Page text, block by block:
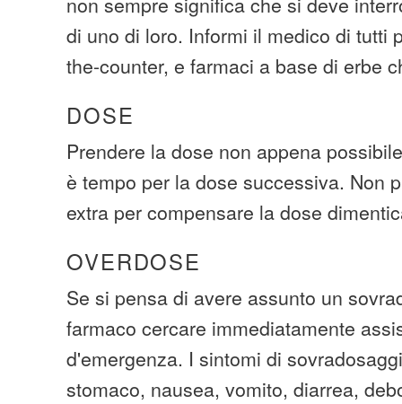
di uno di loro. Informi il medico di tutti
the-counter, e farmaci a base di erbe
DOSE
Prendere la dose non appena
è tempo per la dose successiva. Non
extra per compensare la dose
OVERDOSE
Se si pensa di avere assunto un
farmaco cercare immediatamente
d'emergenza. I sintomi di
stomaco, nausea, vomito, diarrea,